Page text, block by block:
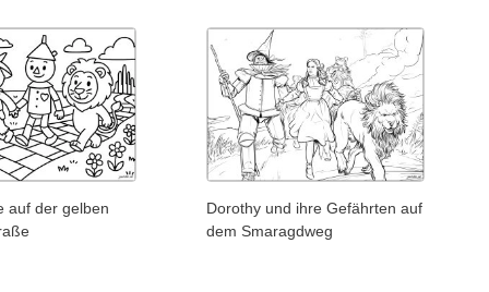
auf der gelben
Dorothy und ihre Gefährten auf
dem Smaragdweg